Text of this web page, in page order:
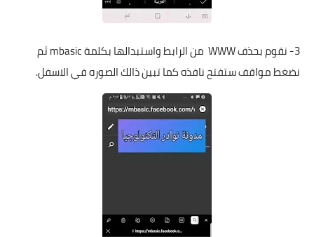
3- نقوم بحذف WWW من الرابط واستبدالها بكلمة mbasic ثم
نضغط مواقف ستفتح نافذه كما تبين ذالك الصوره في الاسفل.